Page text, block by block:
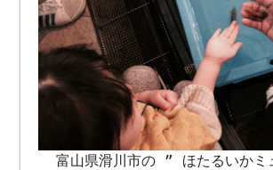
富山県滑川市の ” ほたるいかミ